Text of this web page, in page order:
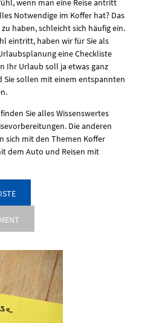
wenn man eine Reise antritt
Notwendige im Koffer hat? Das
haben, schleicht sich häufig ein.
eintritt, haben wir für Sie als
eine Checkliste
Ihr Urlaub soll ja etwas ganz
Sie sollen mit einem entspannten
Sie alles Wissenswertes
Die anderen
sich mit den Themen Koffer
dem Auto und Reisen mit